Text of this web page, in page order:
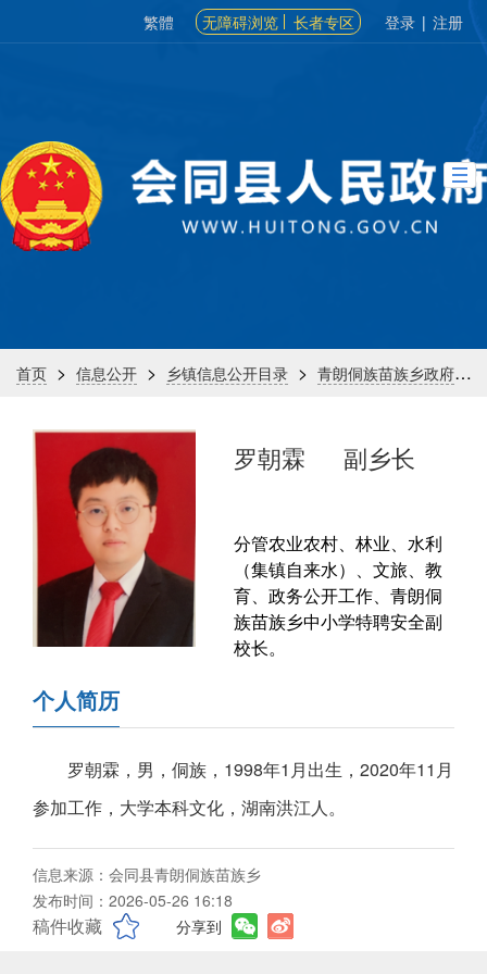
繁體 无障碍浏览 长者专区 登录 | 注册
首页 > 信息公开 > 乡镇信息公开目录 > 青朗侗族苗族乡政府 >
罗朝霖 副乡长
分管农业农村、林业、水利
（集镇自来水）、文旅、教
育、政务公开工作、青朗侗
族苗族乡中小学特聘安全副
校长。
个人简历
罗朝霖，男，侗族，1998年1月出生，2020年11月
参加工作，大学本科文化，湖南洪江人。
信息来源：会同县青朗侗族苗族乡
发布时间：2026-05-26 16:18
稿件收藏 分享到